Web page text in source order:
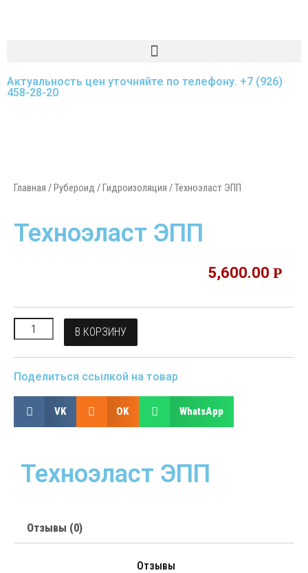
Актуальность цен уточняйте по телефону. +7 (926)
458-28-20
Главная /Рубероид / Гидроизоляция / Техноэласт ЭПП
Техноэласт ЭПП
5,600.00 Р
В КОРЗИНУ
Поделиться ссылкой на товар
VK OK WhatsApp
Техноэласт ЭПП
Отзывы (0)
Отзывы